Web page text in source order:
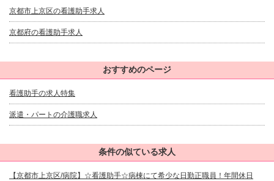
京都市上京区の看護助手求人
京都府の看護助手求人
おすすめのページ
看護助手の求人特集
派遣・パートの介護職求人
条件の似ている求人
【京都市上京区/病院】☆看護助手☆病棟にて希少な日勤正職員！年間休日